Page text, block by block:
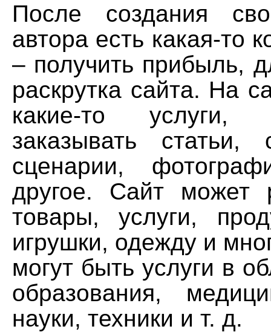
После создания
автора есть какая-то
– получить прибыль,
раскрутка сайта. На
какие-то
заказывать статьи,
сценарии,
другое. Сайт может
товары, услуги,
игрушки, одежду и
могут быть услуги в
образования,
науки, техники и т. д.